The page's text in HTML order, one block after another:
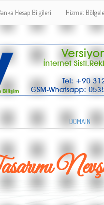
Hesap Bilgileri Hizmet
DOMAİN